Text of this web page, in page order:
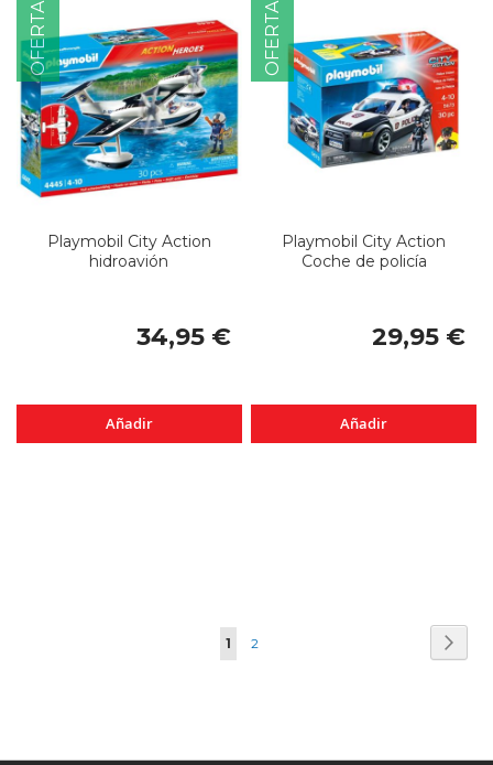
OFERTA
Playmobil City Action
hidroavión
34,95 €
Añadir
OFERTA
Playmobil City Action
Coche de policía
29,95 €
Añadir
Página
Actualmente
1 Página
2